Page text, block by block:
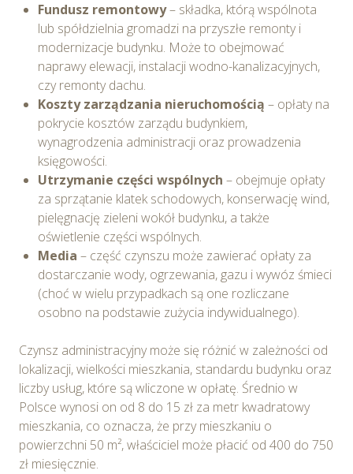
Fundusz remontowy– składka, którą wspólnota
lub spółdzielnia gromadzi na przyszłe remonty i
modernizacje budynku. Może to obejmować
naprawy elewacji, instalacji wodno-kanalizacyjnych,
czy remonty dachu.
Koszty zarządzania nieruchomością – opłaty na
pokrycie kosztów zarządu budynkiem,
wynagrodzenia administracji oraz prowadzenia
księgowości.
Utrzymanie części wspólnych – obejmuje opłaty
za sprzątanie klatek schodowych, konserwację wind,
pielęgnację zieleni wokół budynku, a także
oświetlenie części wspólnych.
Media – część czynszu może zawierać opłaty za
dostarczanie wody, ogrzewania, gazu i wywóz śmieci
(choć w wielu przypadkach są one rozliczane
osobno na podstawie zużycia indywidualnego).
Czynsz administracyjny może się różnić w zależności od
lokalizacji, wielkości mieszkania, standardu budynku oraz
liczby usług, które są wliczone w opłatę. Średnio w
Polsce wynosi on od 8 do 15 zł za metr kwadratowy
mieszkania, co oznacza, że przy mieszkaniu o
powierzchni 50 m², właściciel może płacić od 400 do 750
zł miesięcznie.